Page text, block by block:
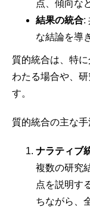
点、傾向な
結果の統合:
な結論を導
質的統合は、特
わたる場合や、
す。
質的統合の主な
ナラティブ
複数の研究
点を説明す
ちながら、